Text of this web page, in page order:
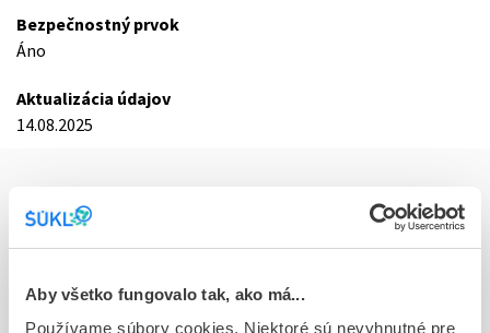
Aby všetko fungovalo tak, ako má...
Používame súbory cookies. Niektoré sú nevyhnutné pre
Bezpečnostný prvok
Áno
Aktualizácia údajov
14.08.2025
Základné údaje o registrácii